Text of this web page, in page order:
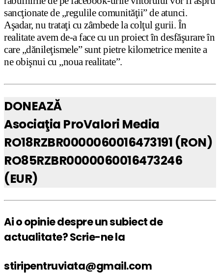
sancţionate de „regulile comunităţii” de atunci.
Aşadar, nu trataţi cu zâmbede la colţul gurii. În
realitate avem de-a face cu un proiect în desfăşurare în
care „dănileţismele” sunt pietre kilometrice menite a
ne obişnui cu „noua realitate”.
DONEAZĂ
Asociaţia ProValori Media
RO18RZBR0000060016473191 (RON)
RO85RZBR0000060016473246
(EUR)
Ai o opinie despre un subiect de
actualitate? Scrie-ne la
stiripentruviata@gmail.com